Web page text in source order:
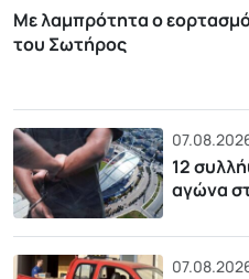
Με λαμπρότητα ο
του Σωτήρος
12
αγώνα